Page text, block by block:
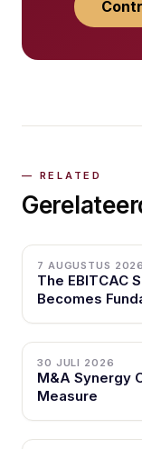
7 AUGUSTUS 2026
The EBITCAC
Becomes
30 JULI 2026
M&A Synergy
Measure